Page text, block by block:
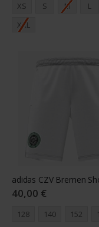
XS S M L
XXL
40,00 €
128 140 152